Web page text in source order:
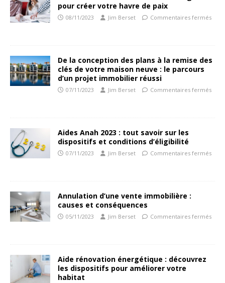
pour créer votre havre de paix
08/11/2023 Jim Berset Commentaires fermés
De la conception des plans à la remise des
clés de votre maison neuve : le parcours
d’un projet immobilier réussi
07/11/2023 Jim Berset Commentaires fermés
Aides Anah 2023 : tout savoir sur les
dispositifs et conditions d’éligibilité
07/11/2023 Jim Berset Commentaires fermés
Annulation d’une vente immobilière :
causes et conséquences
05/11/2023 Jim Berset Commentaires fermés
Aide rénovation énergétique : découvrez
les dispositifs pour améliorer votre
habitat